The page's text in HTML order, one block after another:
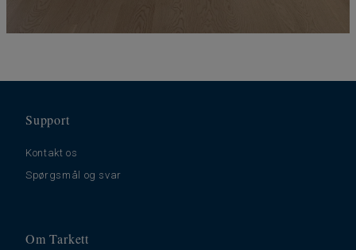
Support
Kontakt os
Spørgsmål og svar
Om Tarkett